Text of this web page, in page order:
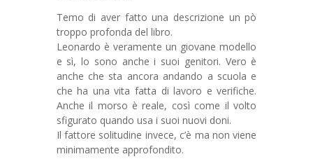
Temo di aver fatto una descrizione un pò
troppo profonda del libro.
Leonardo è veramente un giovane modello
e sì, lo sono anche i suoi genitori. Vero è
anche che sta ancora andando a scuola e
che ha una vita fatta di lavoro e verifiche.
Anche il morso è reale, così come il volto
sfigurato quando usa i suoi nuovi doni.
Il fattore solitudine invece, c’è ma non viene
minimamente approfondito.